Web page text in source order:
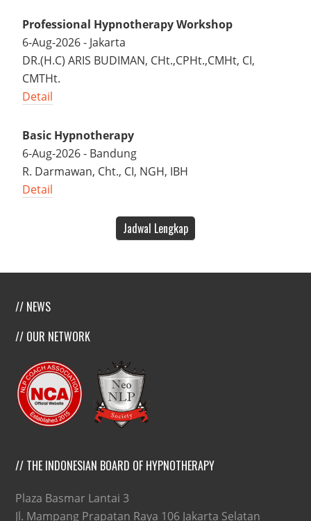
Professional Hypnotherapy Workshop
6-Aug-2026 - Jakarta
DR.(H.C) ARIS BUDIMAN, CHt.,CPHt.,CMHt, CI,
CMTHt.
Detail
Basic Hypnotherapy
6-Aug-2026 - Bandung
R. Darmawan, Cht., CI, NGH, IBH
Detail
Jadwal Lengkap
// NEWS
// OUR NETWORK
// THE INDONESIAN BOARD OF HYPNOTHERAPY
Plaza Basmar Lantai 3
Jl. Mampang Prapatan Raya 106 Jakarta Selatan